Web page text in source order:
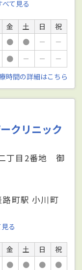
べて見る
金 土 日
祝
● ● －
－
● － －
－
時間の詳細はこちら
クリニック
丁目2番地 御
町駅 小川町
る
金 土 日
祝
● ● ●
●